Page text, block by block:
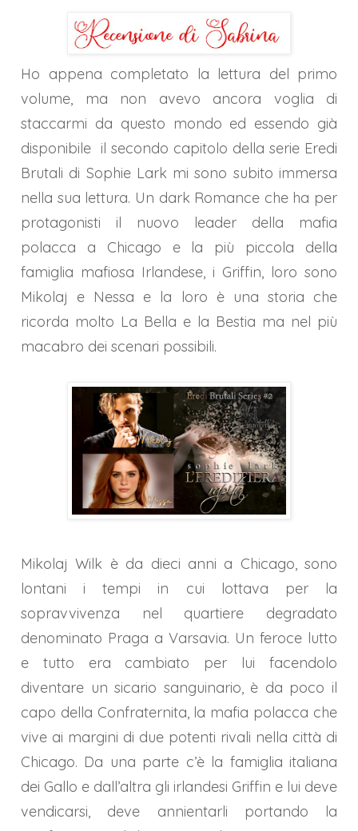
Ho appena completato la lettura del primo
volume, ma non avevo ancora voglia di
staccarmi da questo mondo ed essendo già
disponibile il secondo capitolo della serie Eredi
Brutali di Sophie Lark mi sono subito immersa
nella sua lettura. Un dark Romance che ha per
protagonisti il nuovo leader della mafia
polacca a Chicago e la più piccola della
famiglia mafiosa Irlandese, i Griffin, loro sono
Mikolaj e Nessa e la loro è una storia che
ricorda molto La Bella e la Bestia ma nel più
macabro dei scenari possibili.
Mikolaj Wilk è da dieci anni a Chicago, sono
lontani i tempi in cui lottava per la
sopravvivenza nel quartiere degradato
denominato Praga a Varsavia. Un feroce lutto
e tutto era cambiato per lui facendolo
diventare un sicario sanguinario, è da poco il
capo della Confraternita, la mafia polacca che
vive ai margini di due potenti rivali nella città di
Chicago. Da una parte c’è la famiglia italiana
dei Gallo e dall’altra gli irlandesi Griffin e lui deve
vendicarsi, deve annientarli portando la